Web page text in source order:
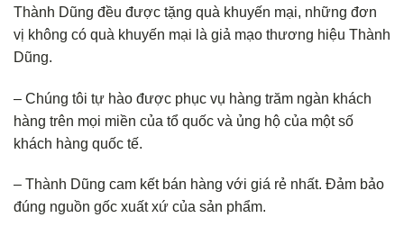
Thành Dũng đều được tặng quà khuyến mại, những đơn
vị không có quà khuyến mại là giả mạo thương hiệu Thành
Dũng.
– Chúng tôi tự hào được phục vụ hàng trăm ngàn khách
hàng trên mọi miền của tổ quốc và ủng hộ của một số
khách hàng quốc tế.
– Thành Dũng cam kết bán hàng với giá rẻ nhất. Đảm bảo
đúng nguồn gốc xuất xứ của sản phẩm.